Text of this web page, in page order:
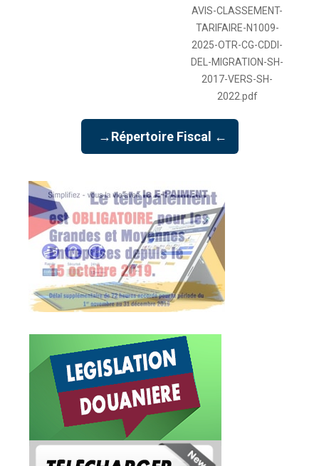
AVIS-CLASSEMENT-
TARIFAIRE-N1009-
2025-OTR-CG-CDDI-
DEL-MIGRATION-SH-
2017-VERS-SH-
2022.pdf
→Répertoire Fiscal ←